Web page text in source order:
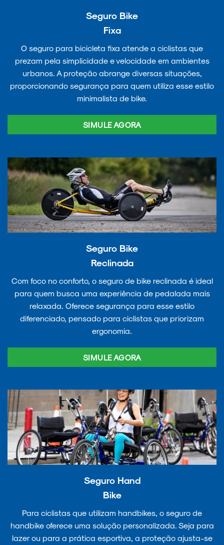
Seguro Bike
Fixa
O seguro para bicicleta fixa atende a ciclistas que
prezam pela simplicidade e velocidade em ambientes
urbanos. A proteção abrange diversas situações,
proporcionando segurança para quem utiliza esse estilo
minimalista de bike.
SIMULE AGORA
Seguro Bike
Reclinada
Com foco no conforto, o seguro de bike reclinada é ideal
para quem busca uma experiência de pedalada mais
relaxada. Oferece segurança para esse estilo
diferenciado, pensado para ciclistas que priorizam
ergonomia.
SIMULE AGORA
Seguro Hand
Bike
Para ciclistas que utilizam handbikes, o seguro de
handbike oferece uma solução personalizada. Seja para
lazer ou para a prática esportiva, a proteção ajusta-se